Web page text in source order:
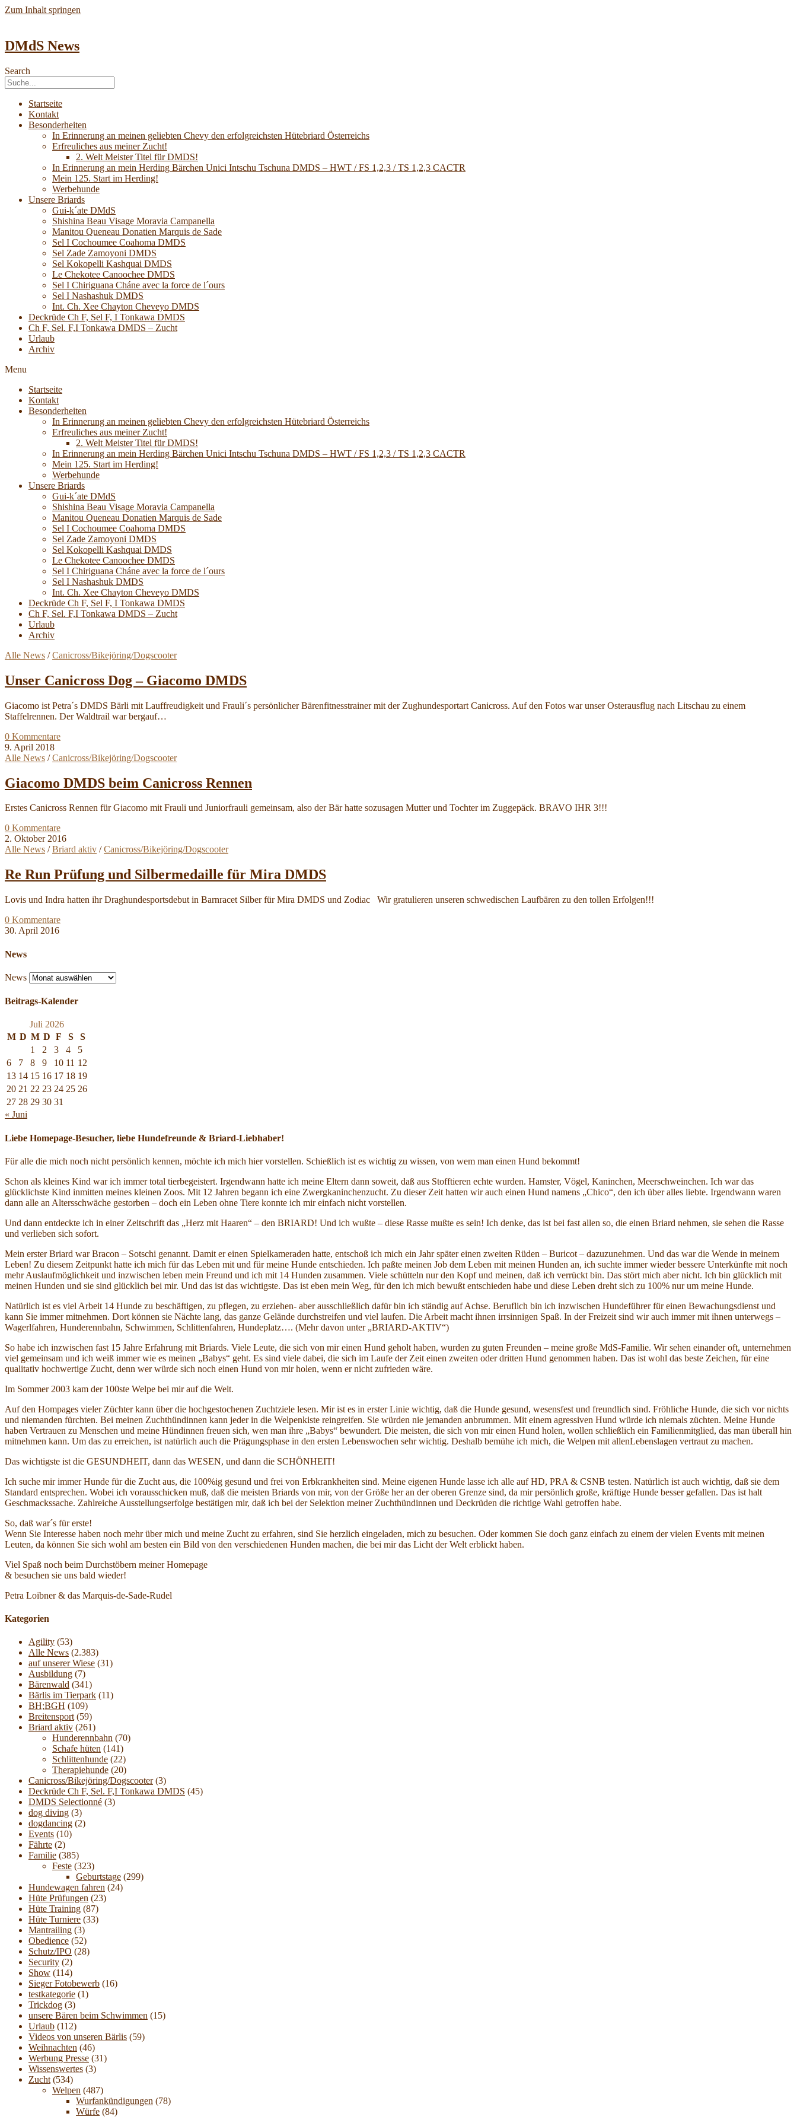
Zum Inhalt springen
DMdS News
Search
Startseite
Kontakt
Besonderheiten
In Erinnerung an meinen geliebten Chevy den erfolgreichsten Hütebriard Österreichs
Erfreuliches aus meiner Zucht!
2. Welt Meister Titel für DMDS!
In Erinnerung an mein Herding Bärchen Unici Intschu Tschuna DMDS – HWT / FS 1,2,3 / TS 1,2,3 CACTR
Mein 125. Start im Herding!
Werbehunde
Unsere Briards
Gui-k´ate DMdS
Shishina Beau Visage Moravia Campanella
Manitou Queneau Donatien Marquis de Sade
Sel I Cochoumee Coahoma DMDS
Sel Zade Zamoyoni DMDS
Sel Kokopelli Kashquai DMDS
Le Chekotee Canoochee DMDS
Sel I Chiriguana Cháne avec la force de l´ours
Sel I Nashashuk DMDS
Int. Ch. Xee Chayton Cheveyo DMDS
Deckrüde Ch F, Sel F, I Tonkawa DMDS
Ch F, Sel. F,I Tonkawa DMDS – Zucht
Urlaub
Archiv
Menu
Startseite
Kontakt
Besonderheiten
In Erinnerung an meinen geliebten Chevy den erfolgreichsten Hütebriard Österreichs
Erfreuliches aus meiner Zucht!
2. Welt Meister Titel für DMDS!
In Erinnerung an mein Herding Bärchen Unici Intschu Tschuna DMDS – HWT / FS 1,2,3 / TS 1,2,3 CACTR
Mein 125. Start im Herding!
Werbehunde
Unsere Briards
Gui-k´ate DMdS
Shishina Beau Visage Moravia Campanella
Manitou Queneau Donatien Marquis de Sade
Sel I Cochoumee Coahoma DMDS
Sel Zade Zamoyoni DMDS
Sel Kokopelli Kashquai DMDS
Le Chekotee Canoochee DMDS
Sel I Chiriguana Cháne avec la force de l´ours
Sel I Nashashuk DMDS
Int. Ch. Xee Chayton Cheveyo DMDS
Deckrüde Ch F, Sel F, I Tonkawa DMDS
Ch F, Sel. F,I Tonkawa DMDS – Zucht
Urlaub
Archiv
Alle News /Canicross/Bikejöring/Dogscooter
Unser Canicross Dog – Giacomo DMDS
Giacomo ist Petra´s DMDS Bärli mit Lauffreudigkeit und Frauli´s persönlicher Bärenfitnesstrainer mit der Zughundesportart Canicross. Auf den Fotos war unser Osterausflug nach Litschau zu einem
Staffelrennen. Der Waldtrail war bergauf…
0 Kommentare
9. April 2018
Alle News /Canicross/Bikejöring/Dogscooter
Giacomo DMDS beim Canicross Rennen
Erstes Canicross Rennen für Giacomo mit Frauli und Juniorfrauli gemeinsam, also der Bär hatte sozusagen Mutter und Tochter im Zuggepäck. BRAVO IHR 3!!!
0 Kommentare
2. Oktober 2016
Alle News /Briard aktiv /Canicross/Bikejöring/Dogscooter
Re Run Prüfung und Silbermedaille für Mira DMDS
Lovis und Indra hatten ihr Draghundesportsdebut in Barnracet Silber für Mira DMDS und Zodiac Wir gratulieren unseren schwedischen Laufbären zu den tollen Erfolgen!!!
0 Kommentare
30. April 2016
News
News
Beitrags-Kalender
Juli 2026
M D M D F S
S
1
2 3 4
5
6
7 8 9 10 11 12
13 14 15 16 17 18 19
20 21 22 23 24 25 26
27 28 29 30 31
« Juni
Liebe Homepage-Besucher, liebe Hundefreunde & Briard-Liebhaber!
Für alle die mich noch nicht persönlich kennen, möchte ich mich hier vorstellen. Schießlich ist es wichtig zu wissen, von wem man einen Hund bekommt!
Schon als kleines Kind war ich immer total tierbegeistert. Irgendwann hatte ich meine Eltern dann soweit, daß aus Stofftieren echte wurden. Hamster, Vögel, Kaninchen, Meerschweinchen. Ich war das
glücklichste Kind inmitten meines kleinen Zoos. Mit 12 Jahren begann ich eine Zwergkaninchenzucht. Zu dieser Zeit hatten wir auch einen Hund namens „Chico“, den ich über alles liebte. Irgendwann waren
dann alle an Altersschwäche gestorben – doch ein Leben ohne Tiere konnte ich mir einfach nicht vorstellen.
Und dann entdeckte ich in einer Zeitschrift das „Herz mit Haaren“ – den BRIARD! Und ich wußte – diese Rasse mußte es sein! Ich denke, das ist bei fast allen so, die einen Briard nehmen, sie sehen die Rasse
und verlieben sich sofort.
Mein erster Briard war Bracon – Sotschi genannt. Damit er einen Spielkameraden hatte, entschoß ich mich ein Jahr später einen zweiten Rüden – Buricot – dazuzunehmen. Und das war die Wende in meinem
Leben! Zu diesem Zeitpunkt hatte ich mich für das Leben mit und für meine Hunde entschieden. Ich paßte meinen Job dem Leben mit meinen Hunden an, ich suchte immer wieder bessere Unterkünfte mit noch
mehr Auslaufmöglichkeit und inzwischen leben mein Freund und ich mit 14 Hunden zusammen. Viele schütteln nur den Kopf und meinen, daß ich verrückt bin. Das stört mich aber nicht. Ich bin glücklich mit
meinen Hunden und sie sind glücklich bei mir. Und das ist das wichtigste. Das ist eben mein Weg, für den ich mich bewußt entschieden habe und diese Leben dreht sich zu 100% nur um meine Hunde.
Natürlich ist es viel Arbeit 14 Hunde zu beschäftigen, zu pflegen, zu erziehen- aber ausschließlich dafür bin ich ständig auf Achse. Beruflich bin ich inzwischen Hundeführer für einen Bewachungsdienst und
kann Sie immer mitnehmen. Dort können sie Nächte lang, das ganze Gelände durchstreifen und viel laufen. Die Arbeit macht ihnen irrsinnigen Spaß. In der Freizeit sind wir auch immer mit ihnen unterwegs –
Wagerlfahren, Hunderennbahn, Schwimmen, Schlittenfahren, Hundeplatz…. (Mehr davon unter „BRIARD-AKTIV“)
So habe ich inzwischen fast 15 Jahre Erfahrung mit Briards. Viele Leute, die sich von mir einen Hund geholt haben, wurden zu guten Freunden – meine große MdS-Familie. Wir sehen einander oft, unternehmen
viel gemeinsam und ich weiß immer wie es meinen „Babys“ geht. Es sind viele dabei, die sich im Laufe der Zeit einen zweiten oder dritten Hund genommen haben. Das ist wohl das beste Zeichen, für eine
qualitativ hochwertige Zucht, denn wer würde sich noch einen Hund von mir holen, wenn er nicht zufrieden wäre.
Im Sommer 2003 kam der 100ste Welpe bei mir auf die Welt.
Auf den Hompages vieler Züchter kann über die hochgestochenen Zuchtziele lesen. Mir ist es in erster Linie wichtig, daß die Hunde gesund, wesensfest und freundlich sind. Fröhliche Hunde, die sich vor nichts
und niemanden fürchten. Bei meinen Zuchthündinnen kann jeder in die Welpenkiste reingreifen. Sie würden nie jemanden anbrummen. Mit einem agressiven Hund würde ich niemals züchten. Meine Hunde
haben Vertrauen zu Menschen und meine Hündinnen freuen sich, wen man ihre „Babys“ bewundert. Die meisten, die sich von mir einen Hund holen, wollen schließlich ein Familienmitglied, das man überall hin
mitnehmen kann. Um das zu erreichen, ist natürlich auch die Prägungsphase in den ersten Lebenswochen sehr wichtig. Deshalb bemühe ich mich, die Welpen mit allenLebenslagen vertraut zu machen.
Das wichtigste ist die GESUNDHEIT, dann das WESEN, und dann die SCHÖNHEIT!
Ich suche mir immer Hunde für die Zucht aus, die 100%ig gesund und frei von Erbkrankheiten sind. Meine eigenen Hunde lasse ich alle auf HD, PRA & CSNB testen. Natürlich ist auch wichtig, daß sie dem
Standard entsprechen. Wobei ich vorausschicken muß, daß die meisten Briards von mir, von der Größe her an der oberen Grenze sind, da mir persönlich große, kräftige Hunde besser gefallen. Das ist halt
Geschmackssache. Zahlreiche Ausstellungserfolge bestätigen mir, daß ich bei der Selektion meiner Zuchthündinnen und Deckrüden die richtige Wahl getroffen habe.
So, daß war´s für erste!
Wenn Sie Interesse haben noch mehr über mich und meine Zucht zu erfahren, sind Sie herzlich eingeladen, mich zu besuchen. Oder kommen Sie doch ganz einfach zu einem der vielen Events mit meinen
Leuten, da können Sie sich wohl am besten ein Bild von den verschiedenen Hunden machen, die bei mir das Licht der Welt erblickt haben.
Viel Spaß noch beim Durchstöbern meiner Homepage
& besuchen sie uns bald wieder!
Petra Loibner & das Marquis-de-Sade-Rudel
Kategorien
Agility (53)
Alle News (2.383)
auf unserer Wiese (31)
Ausbildung (7)
Bärenwald (341)
Bärlis im Tierpark (11)
BH;BGH (109)
Breitensport (59)
Briard aktiv (261)
Hunderennbahn (70)
Schafe hüten (141)
Schlittenhunde (22)
Therapiehunde (20)
Canicross/Bikejöring/Dogscooter (3)
Deckrüde Ch F, Sel. F,I Tonkawa DMDS (45)
DMDS Selectionné (3)
dog diving (3)
dogdancing (2)
Events (10)
Fährte (2)
Familie (385)
Feste (323)
Geburtstage (299)
Hundewagen fahren (24)
Hüte Prüfungen (23)
Hüte Training (87)
Hüte Turniere (33)
Mantrailing (3)
Obedience (52)
Schutz/IPO (28)
Security (2)
Show (114)
Sieger Fotobewerb (16)
testkategorie (1)
Trickdog (3)
unsere Bären beim Schwimmen (15)
Urlaub (112)
Videos von unseren Bärlis (59)
Weihnachten (46)
Werbung Presse (31)
Wissenswertes (3)
Zucht (534)
Welpen (487)
Wurfankündigungen (78)
Würfe (84)